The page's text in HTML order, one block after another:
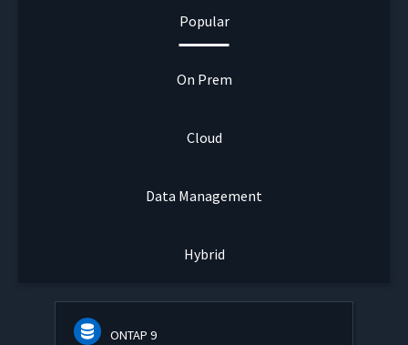
Popular
On Prem
Cloud
Data Management
Hybrid
ONTAP 9